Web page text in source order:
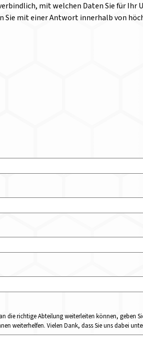
mit welchen Daten Sie für
mit einer Antwort innerhalb von
die richtige Abteilung weiterleiten können, geben
weiterhelfen. Vielen Dank, dass Sie uns dabei